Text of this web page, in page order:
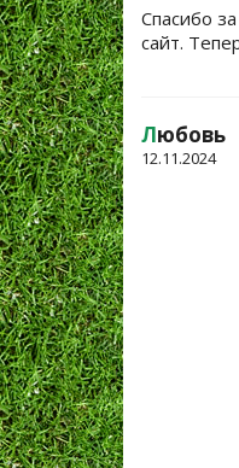
Спасибо
сайт.
Любовь
12.11.2024